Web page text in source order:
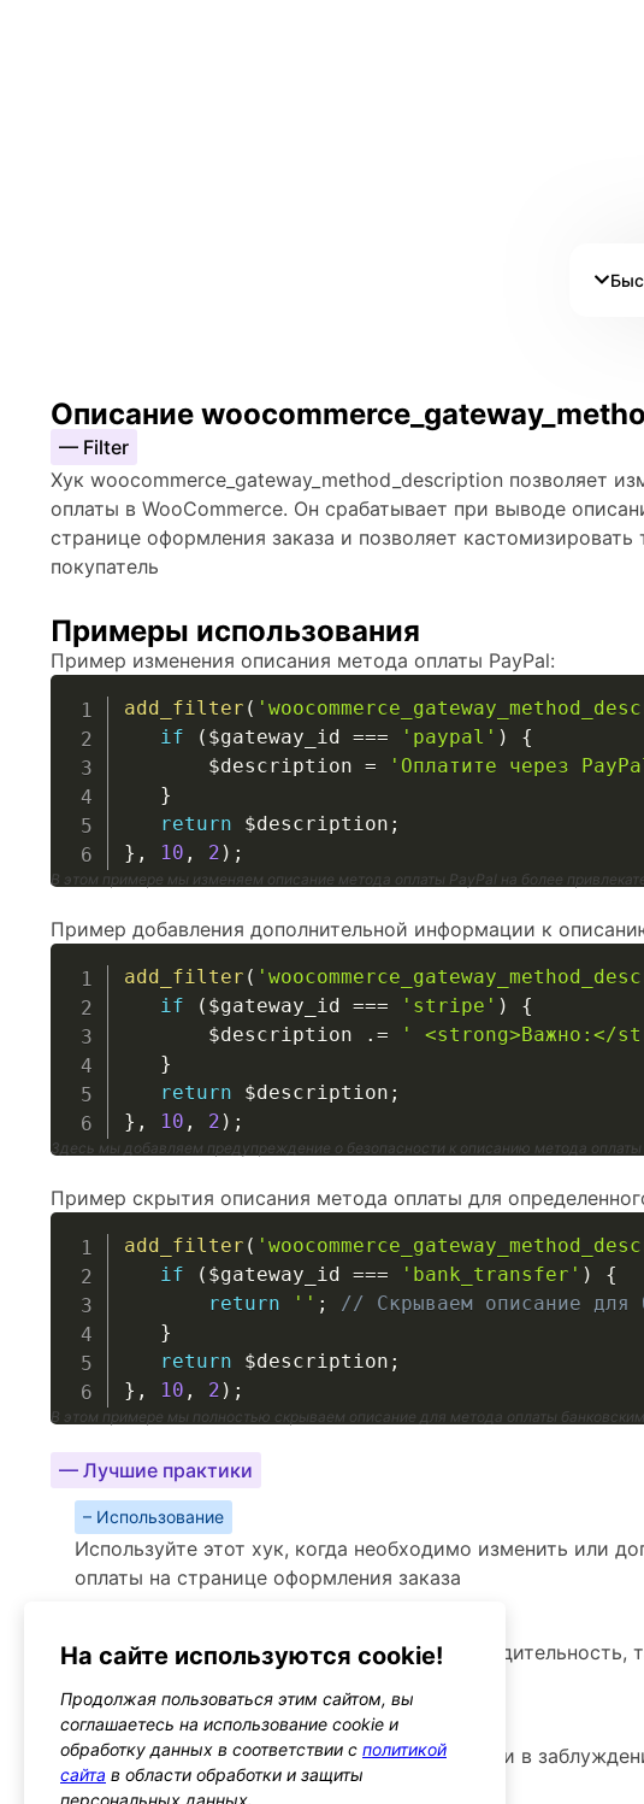
Описание
— Filter
Хук woocommerce_gateway_method_description позволяет
оплаты в WooCommerce. Он срабатывает при выводе
странице оформления заказа и позволяет кастомизировать
покупатель
Примеры использования
Пример изменения описания метода оплаты PayPal:
add_filter (
if
( $gateway_id === 'paypal' )
{
$description = 'Оплатите через
}
return
$description ;
} , 10 , 2 ) ;
В этом примере мы изменяем описание метода оплаты PayPal на более
Пример добавления дополнительной информации к
add_filter (
if
( $gateway_id === 'stripe' )
{
$description
.= ' <strong>Важно:</
}
return
$description ;
} , 10 , 2 ) ;
Здесь мы добавляем предупреждение о безопасности к описанию метода оплаты
Пример скрытия описания метода оплаты для
add_filter (
if
( $gateway_id === 'bank_transfer' )
{
return
'' ;
// Скрываем описание для
}
return
$description ;
} , 10 , 2 ) ;
В этом примере мы полностью скрываем описание для метода оплаты
— Лучшие практики
– Использование
Используйте этот хук, когда необходимо изменить или
оплаты на странице оформления заказа
Хук не должен негативно влиять на производительность,
– Предупреждения
Следите за тем, чтобы изменения не вводили в
правила использования платежных систем
На сайте используются cookie!
Продолжая пользоваться этим сайтом, вы
соглашаетесь на использование cookie и
обработку данных в соответствии с политикой
сайта в области обработки и защиты
персональных данных.